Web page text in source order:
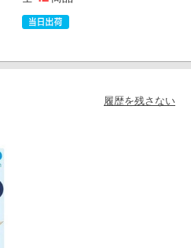
履歴を残さない